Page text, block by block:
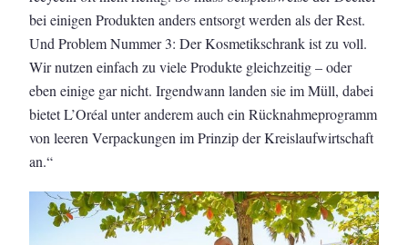
bei einigen Produkten anders entsorgt werden als der Rest.
Und Problem Nummer 3: Der Kosmetikschrank ist zu voll.
Wir nutzen einfach zu viele Produkte gleichzeitig – oder
eben einige gar nicht. Irgendwann landen sie im Müll, dabei
bietet L’Oréal unter anderem auch ein Rücknahmeprogramm
von leeren Verpackungen im Prinzip der Kreislaufwirtschaft
an.“